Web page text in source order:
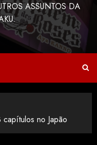
ASSUNTOS DA
capítulos no Japão